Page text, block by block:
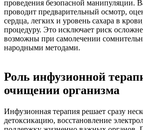
проведения безопасной манипуляции.
проводит предварительный осмотр,
сердца, легких и уровень сахара в
процедуру. Это исключает риск
возможны при самолечении
народными методами.
Роль инфузионной
очищении организма
Инфузионная терапия решает сразу
детоксикацию, восстановление